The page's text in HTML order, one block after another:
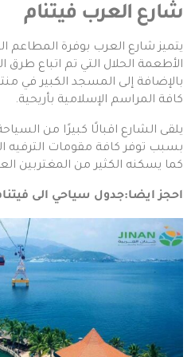
شارع العرب فيتنام
يتميز شارع العرب بوفرة المطاعم
الأطعمة الحلال التي تم اتباع طرق
بالإضافة إلى المسجد الكبير في
كافة المراسم الإسلامية بأريحية.
بسبب توفر كافة مقومات الترفيه
كما يسكنه الكثير من المغتربين
احجز ايضا:جدول سياحي الى فيتنام